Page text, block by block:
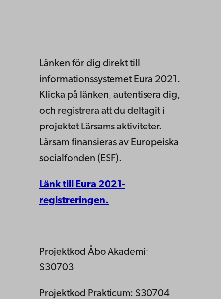
Länken för dig direkt till
informationssystemet Eura 2021.
Klicka på länken, autentisera dig,
och registrera att du deltagit i
projektet Lärsams aktiviteter.
Lärsam finansieras av Europeiska
socialfonden (ESF).
Länk till Eura 2021-
registreringen.
Projektkod Åbo Akademi:
S30703
Projektkod Prakticum: S30704